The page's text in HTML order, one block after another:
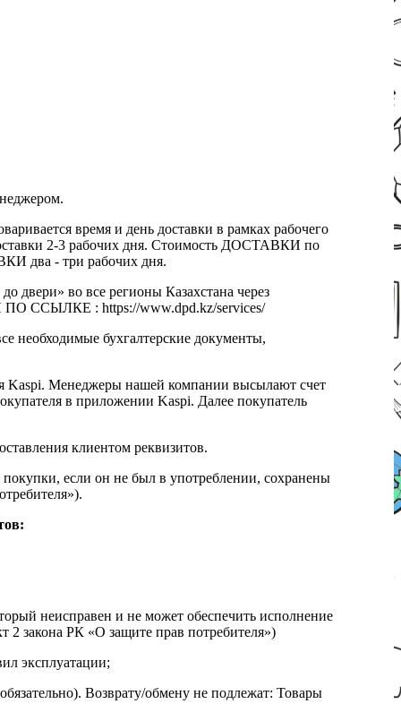
время и день доставки в рамках рабочего
2-3 рабочих дня. Стоимость ДОСТАВКИ по
два - три рабочих дня.
двери» во все регионы Казахстана через
ПО ССЫЛКЕ : https://www.dpd.kz/services/
необходимые бухгалтерские документы,
Менеджеры нашей компании высылают счет
в приложении Kaspi. Далее покупатель
клиентом реквизитов.
если он не был в употреблении, сохранены
неисправен и не может обеспечить исполнение
2 закона РК «О защите прав потребителя»)
эксплуатации;
Возврату/обмену не подлежат: Товары